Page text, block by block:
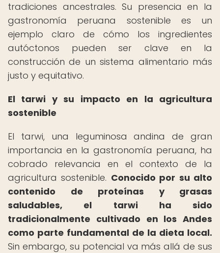
tradiciones ancestrales. Su presencia en la
gastronomía peruana sostenible es un
ejemplo claro de cómo los ingredientes
autóctonos pueden ser clave en la
construcción de un sistema alimentario más
justo y equitativo.
El tarwi y su impacto en la agricultura
sostenible
El tarwi, una leguminosa andina de gran
importancia en la gastronomía peruana, ha
cobrado relevancia en el contexto de la
agricultura sostenible. Conocido por su alto
contenido de proteínas y grasas
saludables, el tarwi ha sido
tradicionalmente cultivado en los Andes
como parte fundamental de la dieta local.
Sin embargo, su potencial va más allá de sus